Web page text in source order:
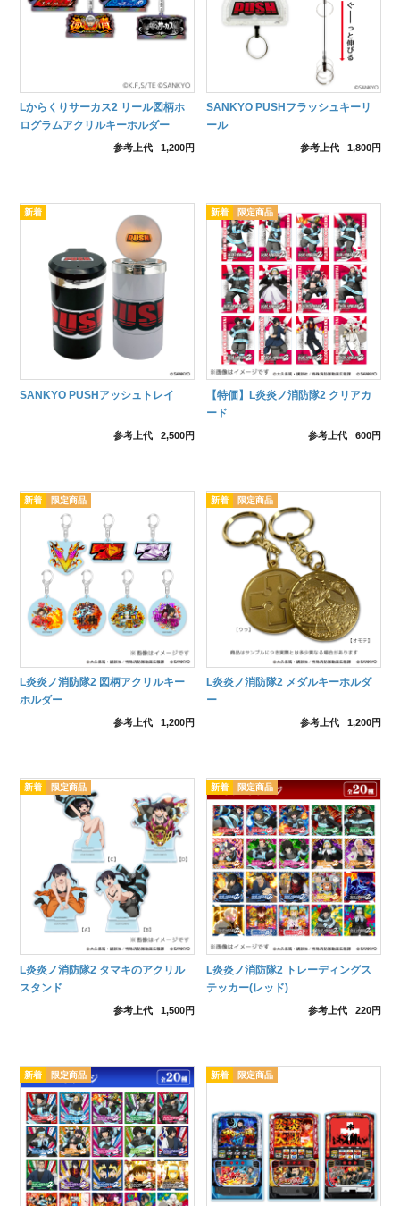
Lからくりサーカス2 リール図柄ホ
ログラムアクリルキーホルダー
参考上代 1,200円
SANKYO PUSHフラッシュキーリ
ール
参考上代 1,800円
SANKYO PUSHアッシュトレイ
参考上代 2,500円
【特価】L炎炎ノ消防隊2 クリアカ
ード
参考上代 600円
L炎炎ノ消防隊2 図柄アクリルキー
ホルダー
参考上代 1,200円
L炎炎ノ消防隊2 メダルキーホルダ
ー
参考上代 1,200円
L炎炎ノ消防隊2 タマキのアクリル
スタンド
参考上代 1,500円
L炎炎ノ消防隊2 トレーディングス
テッカー(レッド)
参考上代 220円